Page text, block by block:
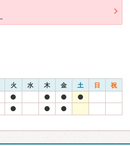
火 水 木 金 土 日 祝